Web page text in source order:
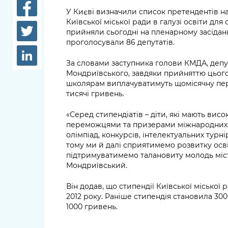
Структура
Рішення та розпорядження
перебувають на погодженні
КМВА
Лікарні
заклади
Дороги,
У Києві визначили список претендентів
Київської міської ради в галузі освіти
прийняли сьогодні на пленарному
проголосували 86 депутатів.
За словами заступника голови КМДА,
Мондриївського, завдяки прийняттю
школярам виплачуватимуть щомісячну
тисячі гривень.
«Серед стипендіатів – діти, які мають
переможцями та призерами міжнародних,
олімпіад, конкурсів, інтелектуальних
тому ми й далі сприятимемо розвитку
підтримуватимемо талановиту молодь
Мондриївський.
Він додав, що стипендії Київської
2012 року. Раніше стипендія становила
1000 гривень.